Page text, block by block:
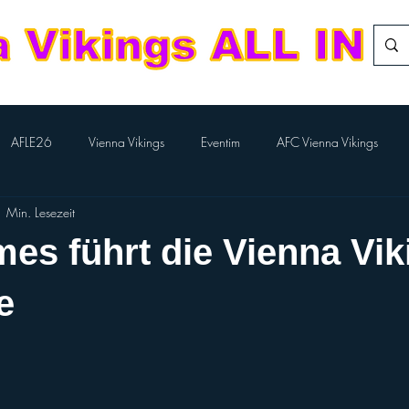
AFLE26 Vienna Vikings Eventim AFC Vienna Vikings
Kampfmannschaft
führt die Vienna
Min. Lesezeit